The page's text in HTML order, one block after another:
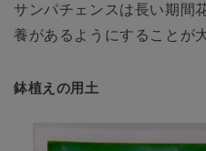
サンパチェンスは長い期間
養があるようにすることが
鉢植えの用土